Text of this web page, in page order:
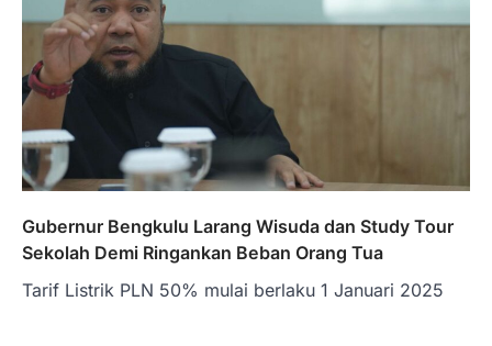
Gubernur Bengkulu Larang Wisuda dan Study Tour
Sekolah Demi Ringankan Beban Orang Tua
Tarif Listrik PLN 50% mulai berlaku 1 Januari 2025